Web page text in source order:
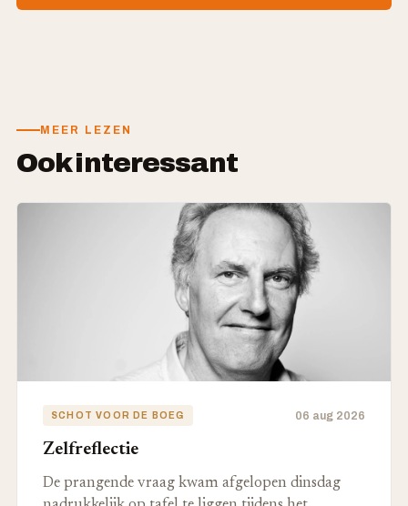
MEER LEZEN
Ook interessant
SCHOT VOOR DE BOEG 06 aug 2026
Zelfreflectie
De prangende vraag kwam afgelopen dinsdag